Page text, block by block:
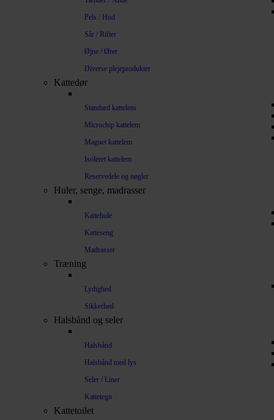
Pels / Hud
Sår / Rifter
Øjne / Ører
Diverse plejeprodukter
Kattedør
Standard kattelem
Microchip kattelem
Magnet kattelem
Isoleret kattelem
Reservedele og nøgler
Huler, senge, madrasser
Kattehule
Katteseng
Madrasser
Træning
Lydighed
Sikkerhed
Halsbånd og seler
Halsbånd
Halsbånd med lys
Seler / Liner
Kattetegn
Kattetoilet